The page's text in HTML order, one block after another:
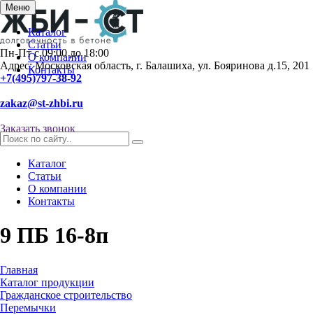
Меню
Каталог
Статьи
О компании
Контакты
Пн-Пт с 09:00 до 18:00
Адрес: Московская область, г. Балашиха, ул. Бояринова д.15, 201
+7(495)797-38-92
zakaz@st-zhbi.ru
Заказать звонок
Каталог
Статьи
О компании
Контакты
9 ПБ 16-8п
Главная
Каталог продукции
Гражданское строительство
Перемычки